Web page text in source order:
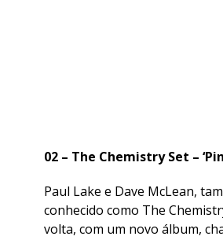
02 – The Chemistry Set –
Paul Lake e Dave McLean,
conhecido como The
volta, com um novo álbum,